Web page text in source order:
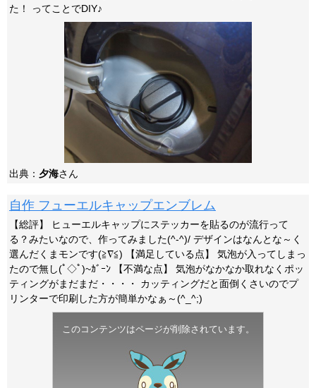
た！ ってことでDIY♪
出典： 夕海さん
自作 フューエルキャップエンブレム
【総評】 ヒューエルキャップにステッカーを貼るのが流行って
る？みたいなので、作ってみました(^-^)/ デザインはなんとな～く
選んだくまモンです(≧∇≦) 【満足している点】 気泡が入ってしまっ
たので無し(ﾟ◇ﾟ)~ｶﾞｰﾝ 【不満な点】 気泡がなかなか取れなくポッ
ティングがまだまだ・・・・ カッティングだと面倒くさいのでプ
リンターで印刷した方が簡単かなぁ～(^_^;)
このコンテンツはページが削除されています。